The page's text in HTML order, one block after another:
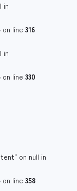
in
on line 316
in
on line 330
on null in
on line 358